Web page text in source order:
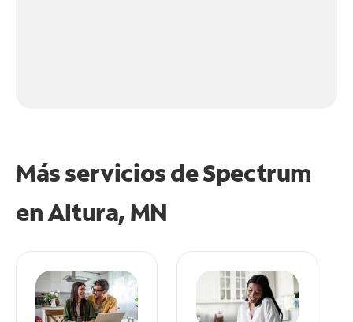
Más servicios de Spectrum
enAltura, MN